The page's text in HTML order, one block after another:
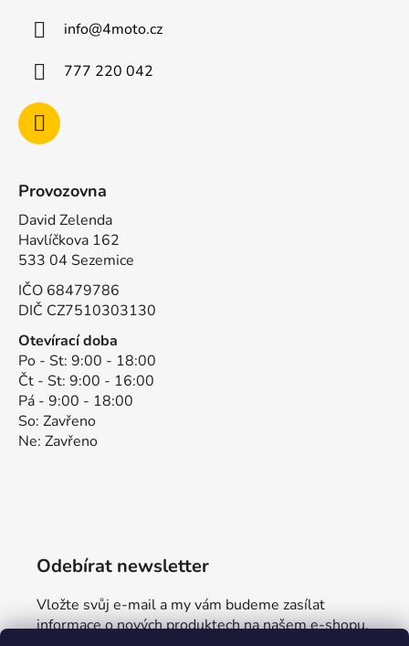
info@4moto.cz
777 220 042
Provozovna
David Zelenda
Havlíčkova 162
533 04 Sezemice
IČO 68479786
DIČ CZ7510303130
Otevírací doba
Po - St: 9:00 - 18:00
Čt - St: 9:00 - 16:00
Pá - 9:00 - 18:00
So: Zavřeno
Ne: Zavřeno
Odebírat newsletter
Vložte svůj e-mail a my vám budeme zasílat
informace o nových produktech na našem e-shopu.